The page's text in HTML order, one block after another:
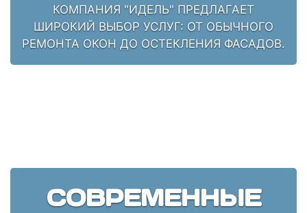
КОМПАНИЯ "ИДЕЛЬ" ПРЕДЛАГАЕТ
ШИРОКИЙ ВЫБОР УСЛУГ: ОТ ОБЫЧНОГО
РЕМОНТА ОКОН ДО ОСТЕКЛЕНИЯ ФАСАДОВ.
СОВРЕМЕННЫЕ